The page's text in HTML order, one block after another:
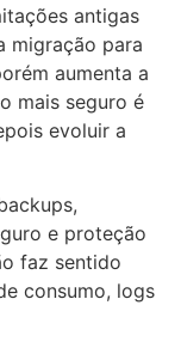
antigas
migração para
aumenta a
mais seguro é
evoluir a
e proteção
faz sentido
consumo, logs